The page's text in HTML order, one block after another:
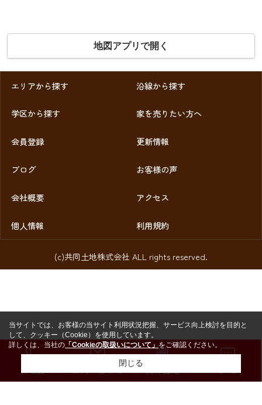
地図アプリで開く
エリアから探す 沿線から探す
学区から探す 家を売りたい方へ
会員登録 更新情報
ブログ お客様の声
会社概要 アクセス
個人情報 利用規約
(c)共同土地株式会社 ALL rights reserved.
お問い合わせ
当サイトでは、お客様の当サイト利用状況把握、サービス向上検討を目的と
して、クッキー（Cookie）を使用しています。
詳しくは、当社の 「Cookieの取扱いについて」をご確認ください。
閉じる